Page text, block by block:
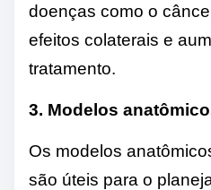
doenças como o
efeitos colaterais e
tratamento.
3. Modelos
Os modelos
são úteis para o